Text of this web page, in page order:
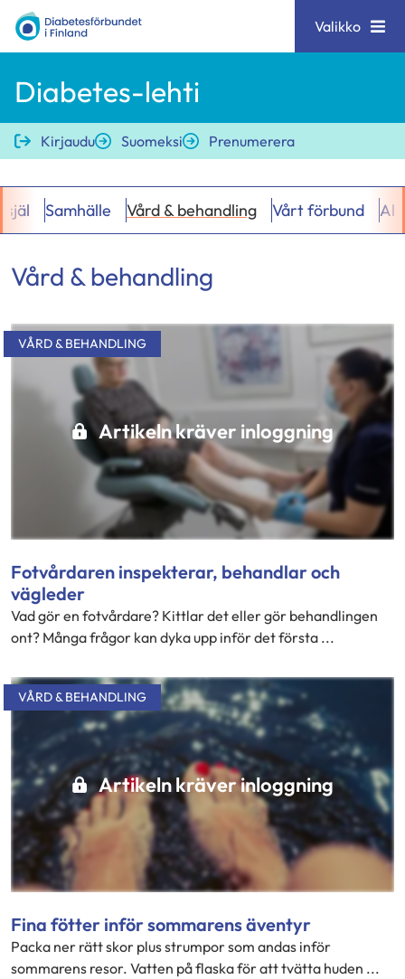
Siirry
sisältöön
Diabetesförbundet Valikko
Diabetes-lehti
Kirjaudu Suomeksi Prenumerera
själ Samhälle Vård & behandling Vårt förbund
Vård & behandling
Hakutulokset
Artikeln kräver inloggning
VÅRD & BEHANDLING
Fotvårdaren inspekterar, behandlar och
vägleder
Vad gör en fotvårdare? Kittlar det eller gör behandlingen
ont? Många frågor kan dyka upp inför det första ...
Artikeln kräver inloggning
VÅRD & BEHANDLING
Fina fötter inför sommarens äventyr
Packa ner rätt skor plus strumpor som andas inför
sommarens resor. Vatten på flaska för att tvätta huden ...